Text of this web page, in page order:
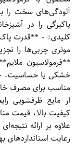
آلودگی‌های سخت را
پاکیزگی را در
کلیدی: - **قدرت
موثری چربی‌ها را
**فرمولاسیون
مناسب برای مصرف
کیفیت بالا، قیمت
علاوه بر ارائه
رعایت استانداردهای